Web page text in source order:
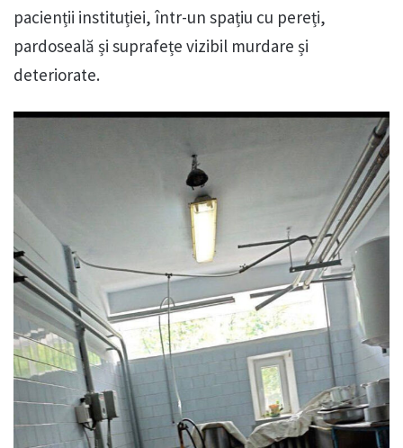
pacienții instituției, într-un spațiu cu pereți,
pardoseală și suprafețe vizibil murdare și
deteriorate.